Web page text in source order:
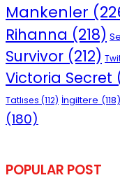
Mankenler
Rihanna (218)
Survivor (212)
Victoria Secret
Tatlıses (112) İngiltere (118)
(180)
POPULAR POST